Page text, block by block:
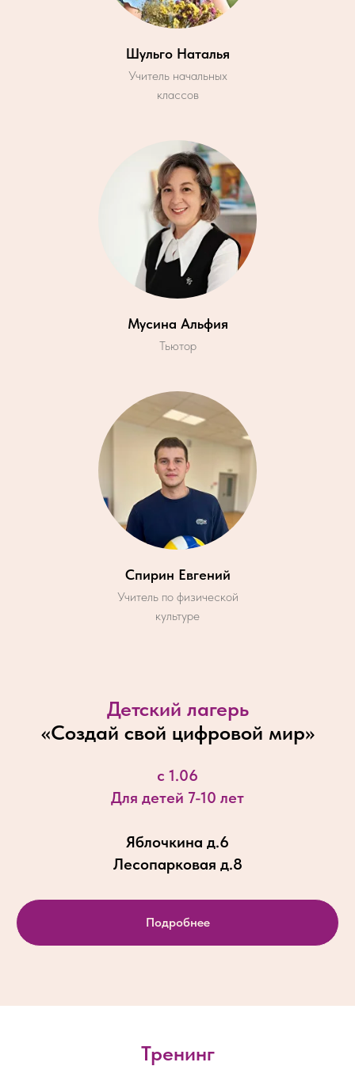
Шульго Наталья
Учитель начальных
классов
Мусина Альфия
Тьютор
Спирин Евгений
Учитель по физической
культуре
Детский лагерь
«Создай свой цифровой мир»
с 1.06
Для детей 7-10 лет
Яблочкина д.6
Лесопарковая д.8
Подробнее
Тренинг